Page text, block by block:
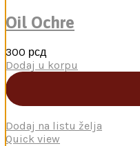
Oil Ochre
300 рсд
Dodaj u korpu
Dodaj na listu želja
Quick view